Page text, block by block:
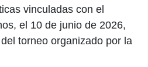
vinculadas con el
el 10 de junio de 2026,
torneo organizado por la